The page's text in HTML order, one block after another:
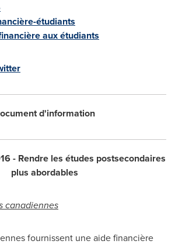
étudiants
aux étudiants
d'information
- Rendre les études postsecondaires
plus abordables
canadiennes
fournissent une aide financière